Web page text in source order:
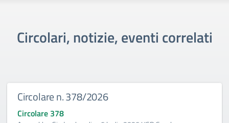
Circolari, notizie, eventi correlati
Circolare n. 378/2026
Circolare 378